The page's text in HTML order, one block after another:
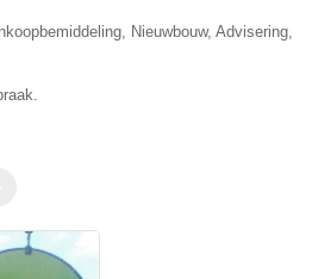
Nieuwbouw, Advisering,